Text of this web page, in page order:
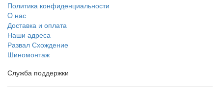
Политика конфиденциальности
O нас
Доставка и оплата
Наши адреса
Развал Схождение
Шиномонтаж
Служба поддержки